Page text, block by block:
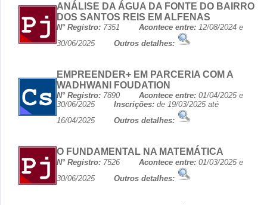
ANÁLISE DA ÁGUA DA FONTE DO BAIRRO
DOS SANTOS REIS EM ALFENAS
N° Registro: 7351 Acontece entre: 12/08/2024 e
30/06/2025 Outros detalhes:
EMPREENDER+ EM PARCERIA COM A
WADHWANI FOUDATION
N° Registro: 7890 Acontece entre: 01/04/2025 e
30/06/2025 Inscrições: de 19/03/2025 até
16/04/2025 Outros detalhes:
O FUNDAMENTAL NA MATEMÁTICA
N° Registro: 7526 Acontece entre: 01/03/2025 e
30/06/2025 Outros detalhes: